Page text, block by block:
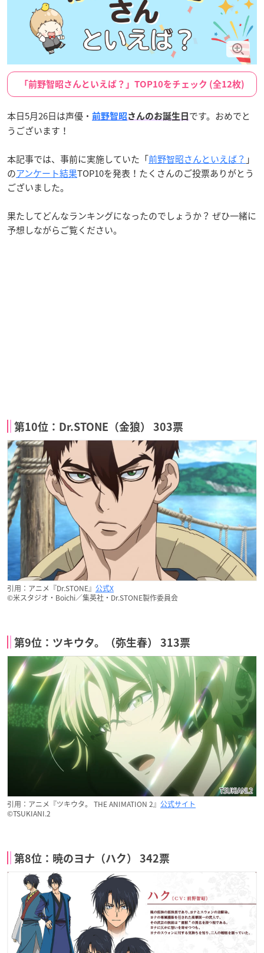
「前野智昭さんといえば？」TOP10をチェック (全12枚)
本日5月26日は声優・ 前野智昭 さんのお誕生日 です。おめでと
うございます！
本記事では、事前に実施していた「前野智昭さんといえば？ 」
のアンケート結果TOP10を発表！たくさんのご投票ありがとう
ございました。
果たしてどんなランキングになったのでしょうか？ ぜひ一緒に
予想しながらご覧ください。
第10位：Dr.STONE（金狼） 303票
引用：アニメ『Dr.STONE』 公式X
©米スタジオ・Boichi／集英社・Dr.STONE製作委員会
第9位：ツキウタ。（弥生春） 313票
引用：アニメ『ツキウタ。 THE ANIMATION 2』 公式サイト
©TSUKIANI.2
第8位：暁のヨナ（ハク） 342票